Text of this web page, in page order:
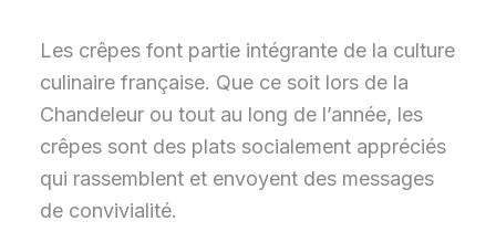
Les crêpes font partie intégrante de la culture
culinaire française. Que ce soit lors de la
Chandeleur ou tout au long de l’année, les
crêpes sont des plats socialement appréciés
qui rassemblent et envoyent des messages
de convivialité.